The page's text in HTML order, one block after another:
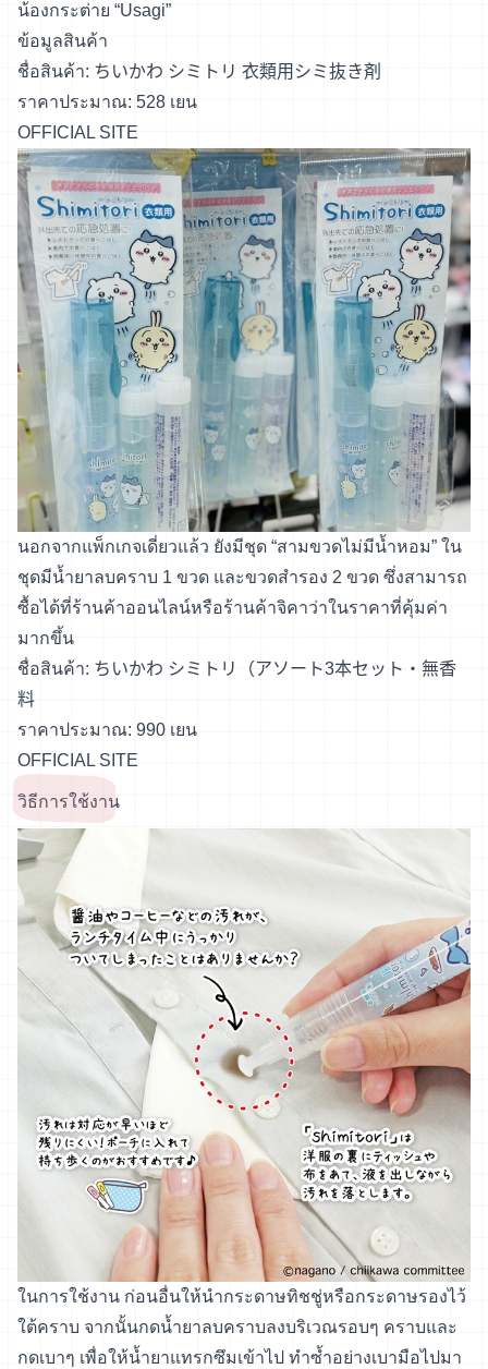
น้องกระต่าย “Usagi”
ข้อมูลสินค้า
ชื่อสินค้า: ちいかわ シミトリ 衣類用シミ抜き剤
ราคาประมาณ: 528 เยน
OFFICIAL SITE
นอกจากแพ็กเกจเดี่ยวแล้ว ยังมีชุด “สามขวดไม่มีน้ำหอม” ใน
ชุดมีน้ำยาลบคราบ 1 ขวด และขวดสำรอง 2 ขวด ซึ่งสามารถ
ซื้อได้ที่ร้านค้าออนไลน์หรือร้านค้าจิคาว่าในราคาที่คุ้มค่า
มากขึ้น
ชื่อสินค้า: ちいかわ シミトリ（アソート3本セット・無香
料
ราคาประมาณ: 990 เยน
OFFICIAL SITE
วิธีการใช้งาน
ในการใช้งาน ก่อนอื่นให้นำกระดาษทิชชู่หรือกระดาษรองไว้
ใต้คราบ จากนั้นกดน้ำยาลบคราบลงบริเวณรอบๆ คราบและ
กดเบาๆ เพื่อให้น้ำยาแทรกซึมเข้าไป ทำซ้ำอย่างเบามือไปมา